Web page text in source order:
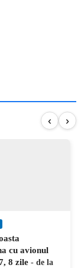
‹ ›
cu avionul
8 zile - de la